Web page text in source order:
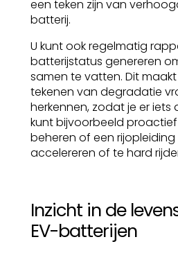
een teken zijn van
batterij.
U kunt ook regelmatig
batterijstatus genereren
samen te vatten. Dit
tekenen van degradatie
herkennen, zodat je er iets
kunt bijvoorbeeld
beheren of een
accelereren of te hard
Inzicht in de
EV-batterijen